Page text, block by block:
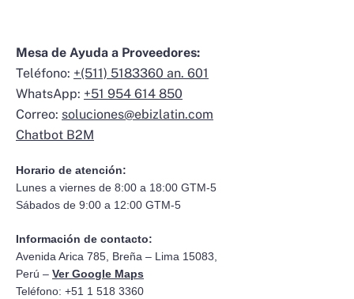
Mesa de Ayuda a Proveedores:
Teléfono: +(511) 5183360 an. 601
WhatsApp: +51 954 614 850
Correo: soluciones@ebizlatin.com
Chatbot B2M
Horario de atención:
Lunes a viernes de 8:00 a 18:00 GTM-5
Sábados de 9:00 a 12:00 GTM-5
Información de contacto:
Avenida Arica 785, Breña – Lima 15083,
Perú – Ver Google Maps
Teléfono: +51 1 518 3360